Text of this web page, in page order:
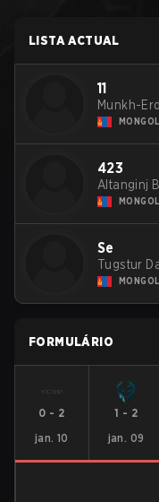
LISTA ACTUAL
11
Munkh-
423
Altanginj
Se
Tugstur
FORMULÁRIO
0 - 2
jan. 10
1 - 2
jan. 09